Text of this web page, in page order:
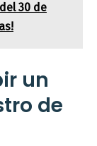
30 de
un
de